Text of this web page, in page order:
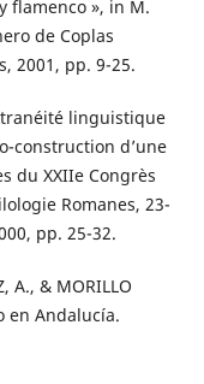
flamenco », in M.
de Coplas
2001, pp. 9-25.
linguistique
construction d’une
du XXIIe Congrès
Romanes, 23-
pp. 25-32.
A., & MORILLO
en Andalucía.